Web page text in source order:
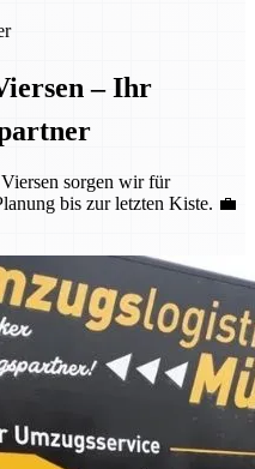
– Ihr
sorgen wir für
bis zur letzten Kiste. 💼